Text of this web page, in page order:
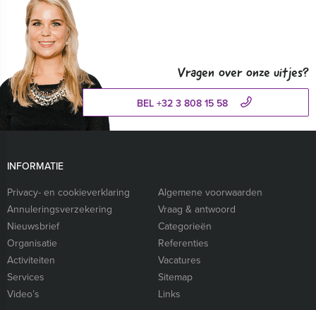
Vragen over onze uitjes?
BEL +32 3 808 15 58
INFORMATIE
Privacy- en cookieverklaring
Algemene voorwaarden
Annuleringsverzekering
Vraag & antwoord
Nieuwsbrief
Categorieën
Organisatie
Referenties
Activiteiten
Vacatures
Services
Sitemap
Video’s
Links